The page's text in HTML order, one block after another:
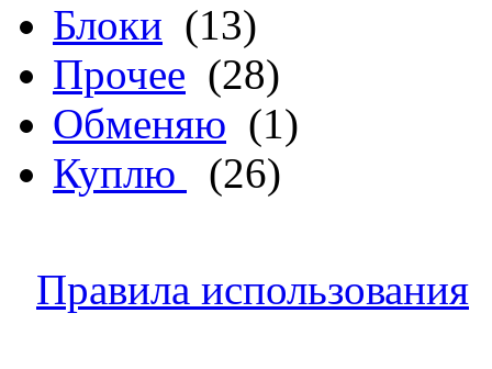
Блоки (13)
Прочее (28)
Обменяю (1)
Куплю
(26)
Правила использования